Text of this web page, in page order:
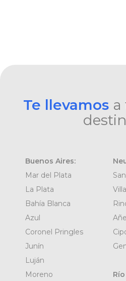
Te llevamos a
Buenos Aires:
Mar del Plata
La Plata
Bahía Blanca
Azul
Coronel Pringles
Junín
Luján
Moreno